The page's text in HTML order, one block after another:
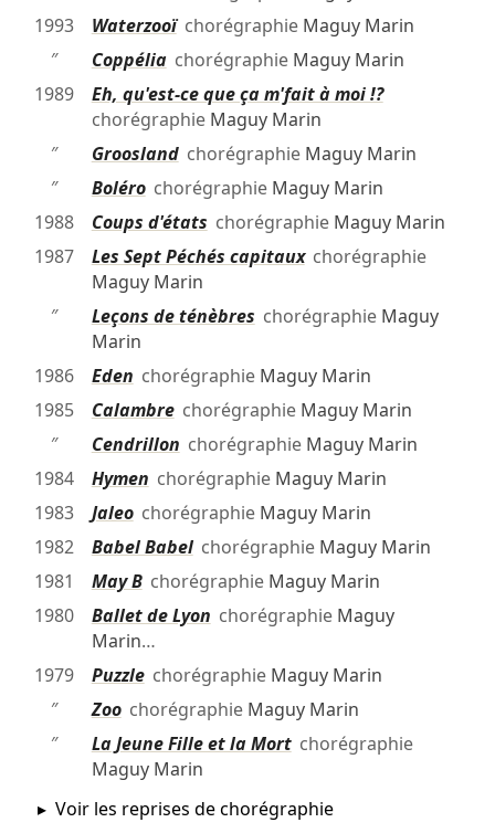
1993
Waterzooïchorégraphie Maguy Marin
″
Coppéliachorégraphie Maguy Marin
1989
Eh, qu'est-ce que ça m'fait à moi !?
chorégraphie Maguy Marin
″
Grooslandchorégraphie Maguy Marin
″
Bolérochorégraphie Maguy Marin
1988
Coups d'états chorégraphie Maguy Marin
1987
Les Sept Péchés capitauxchorégraphie
Maguy Marin
″
Leçons de ténèbres chorégraphie Maguy
Marin
1986
Eden chorégraphie Maguy Marin
1985
Calambrechorégraphie Maguy Marin
″
Cendrillon chorégraphie Maguy Marin
1984
Hymen chorégraphie Maguy Marin
1983
Jaleochorégraphie Maguy Marin
1982
Babel Babelchorégraphie Maguy Marin
1981
May Bchorégraphie Maguy Marin
1980
Ballet de Lyon chorégraphie Maguy
Marin…
1979
Puzzlechorégraphie Maguy Marin
″
Zoochorégraphie Maguy Marin
″
La Jeune Fille et la Mortchorégraphie
Maguy Marin
Voir les reprises de chorégraphie